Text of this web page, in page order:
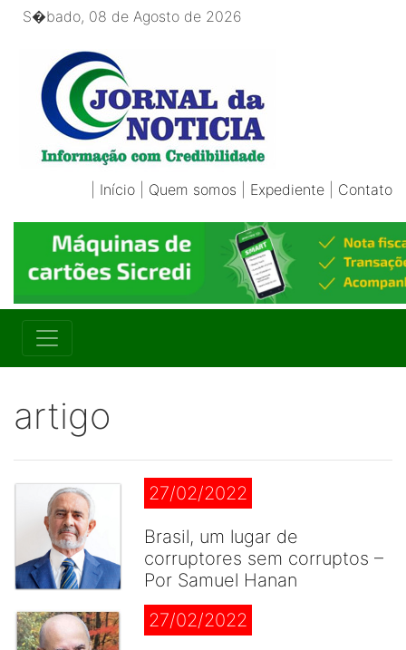
S�bado, 08 de Agosto de 2026
Início Quem somos Expediente Contato
artigo
27/02/2022
Brasil, um lugar de
corruptores sem corruptos –
Por Samuel Hanan
27/02/2022